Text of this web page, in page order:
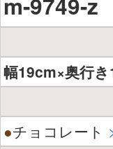
幅19cm×奥行
●チョコレート